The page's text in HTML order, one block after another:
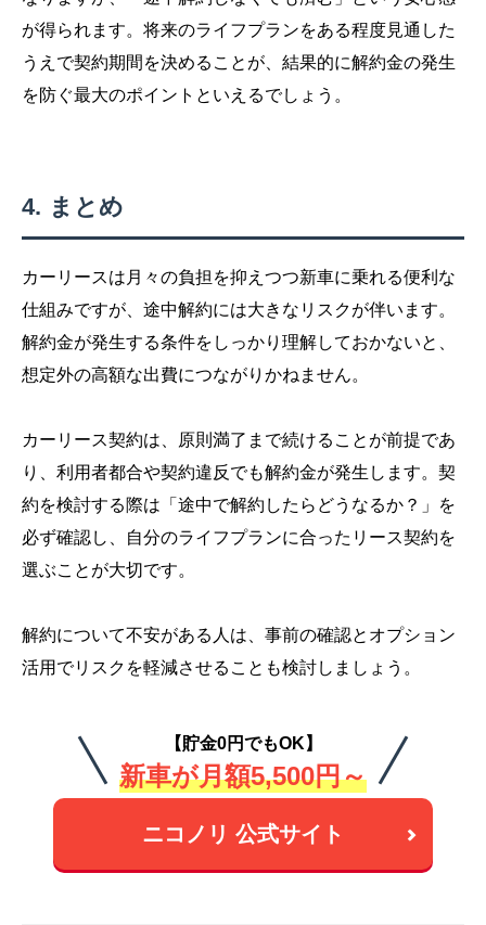
が得られます。将来のライフプランをある程度見通した
うえで契約期間を決めることが、結果的に解約金の発生
を防ぐ最大のポイントといえるでしょう。
まとめ
カーリースは月々の負担を抑えつつ新車に乗れる便利な
仕組みですが、途中解約には大きなリスクが伴います。
解約金が発生する条件をしっかり理解しておかないと、
想定外の高額な出費につながりかねません。
カーリース契約は、原則満了まで続けることが前提であ
り、利用者都合や契約違反でも解約金が発生します。契
約を検討する際は「途中で解約したらどうなるか？」を
必ず確認し、自分のライフプランに合ったリース契約を
選ぶことが大切です。
解約について不安がある人は、事前の確認とオプション
活用でリスクを軽減させることも検討しましょう。
【貯金0円でもOK】
新車が月額5,500円～
ニコノリ 公式サイト